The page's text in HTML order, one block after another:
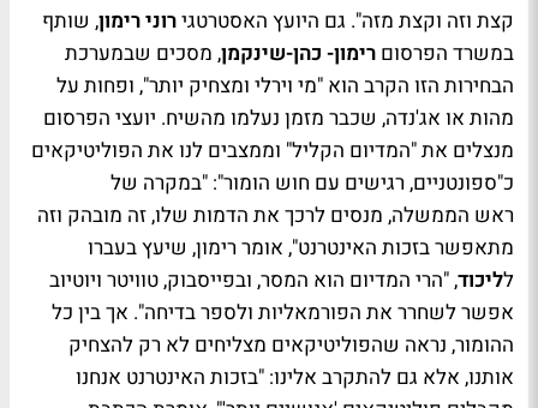
קצת וזה וקצת מזה". גם היועץ האסטרטגירונירימון, שותף
במשרד הפרסום רימון- כהן-שינקמן, מסכים שבמערכת
הבחירות הזו הקרב הוא "מי וירלי ומצחיק יותר", ופחות על
מהות או אג'נדה, שכבר מזמן נעלמו מהשיח. יועצי הפרסום
מנצלים את "המדיום הקליל" וממצבים לנו את הפוליטיקאים
כ"ספונטניים, רגישים עם חוש הומור": "במקרה של
ראש הממשלה, מנסים לרכך את הדמות שלו, זה מובהק וזה
מתאפשר בזכות האינטרנט", אומר רימון, שיעץ בעברו
לליכוד, "הרי המדיום הוא המסר, ובפייסבוק, טוויטר ויוטיוב
אפשר לשחרר את הפורמאליות ולספר בדיחה". אך בין כל
ההומור, נראה שהפוליטיקאים מצליחים לא רק להצחיק
אותנו, אלא גם להתקרב אלינו: "בזכות האינטרנט אנחנו